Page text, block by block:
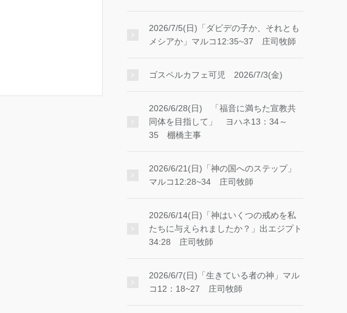
2026/7/5(日)「ダビデの子か、それとも
メシアか」マルコ12:35~37 庄司牧師
ゴスペルカフェ可児 2026/7/3(金)
2026/6/28(日) 「福音に満ちた宣教共
同体を目指して」 ヨハネ13：34～
35 棚橋主事
2026/6/21(日)「神の国へのステップ」
マルコ12:28~34 庄司牧師
2026/6/14(日)「神はいくつの戒めを私
たちに与えられましたか？」出エジプト
34:28 庄司牧師
2026/6/7(日)「生きている者の神」マル
コ12：18~27 庄司牧師